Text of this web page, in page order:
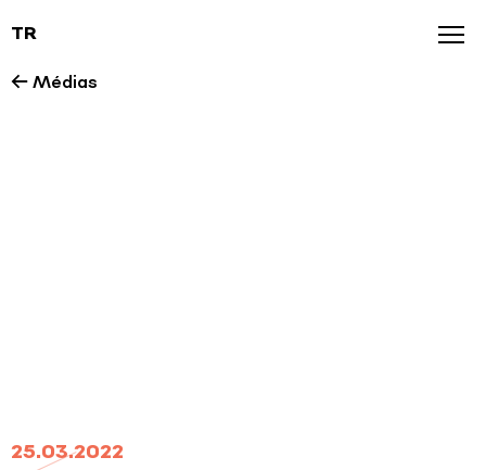
TR
Agenda
← Médias
25.03.2022